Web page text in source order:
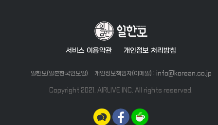
서비스 이용약관 개인정보 처리방침
일한모(일본한국인모임) 개인정보책임자(이메일) : info@korean.co.jp
Copyright 2021. AIRLIVE INC. All rights reserved.